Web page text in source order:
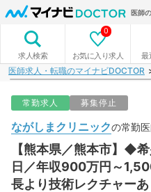
医師
求人検索 お気に入り求人
0
最
医師求人・転職のマイナビDOCTOR
常勤求人 募集停止
ながしまクリニックの常勤
【熊本県／熊本市】◆
日／年収900万円～
長より技術レクチャーあ